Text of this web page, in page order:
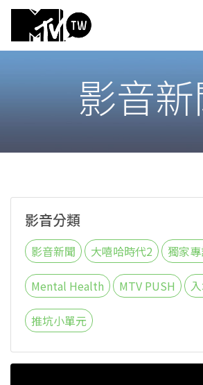
影音
影音分類
影音新聞 大嘻哈時代2 獨家
Mental Health MTV PUSH
推坑小單元